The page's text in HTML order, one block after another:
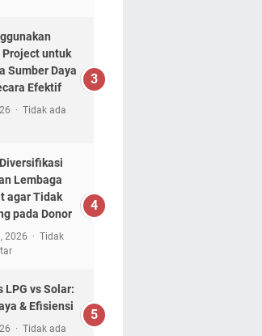
untuk
Sumber Daya
Efektif
Tidak ada
Lembaga
agar Tidak
pada Donor
2026
Tidak
LPG vs Solar:
& Efisiensi
Tidak ada